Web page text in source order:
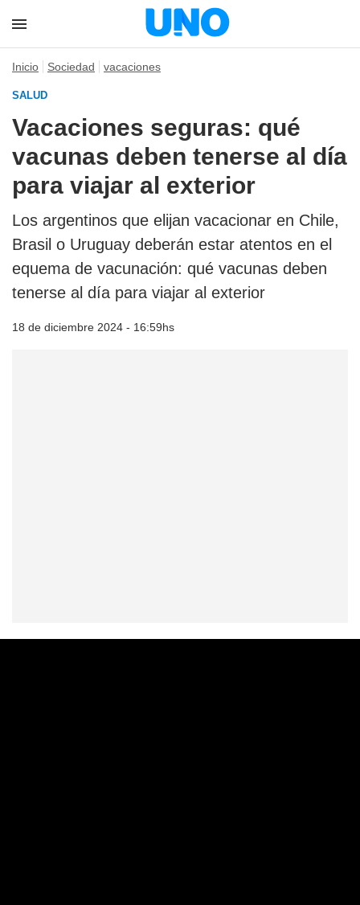
Inicio Sociedad vacaciones
SALUD
Vacaciones seguras: qué
vacunas deben tenerse al día
para viajar al exterior
Los argentinos que elijan vacacionar en Chile,
Brasil o Uruguay deberán estar atentos en el
equema de vacunación: qué vacunas deben
tenerse al día para viajar al exterior
18 de diciembre 2024 - 16:59hs